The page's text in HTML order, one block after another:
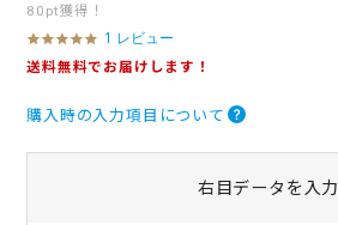
80pt獲得！
5
.
t
1 レビュー
送料無料でお届けします！
購入時の入力項目について
右目データを入力